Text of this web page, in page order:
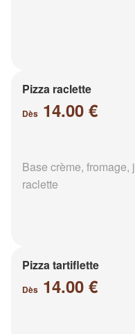
Pizza raclette
Dès 14.00 €
Base crème, fromage,
raclette
Pizza tartiflette
Dès 14.00 €